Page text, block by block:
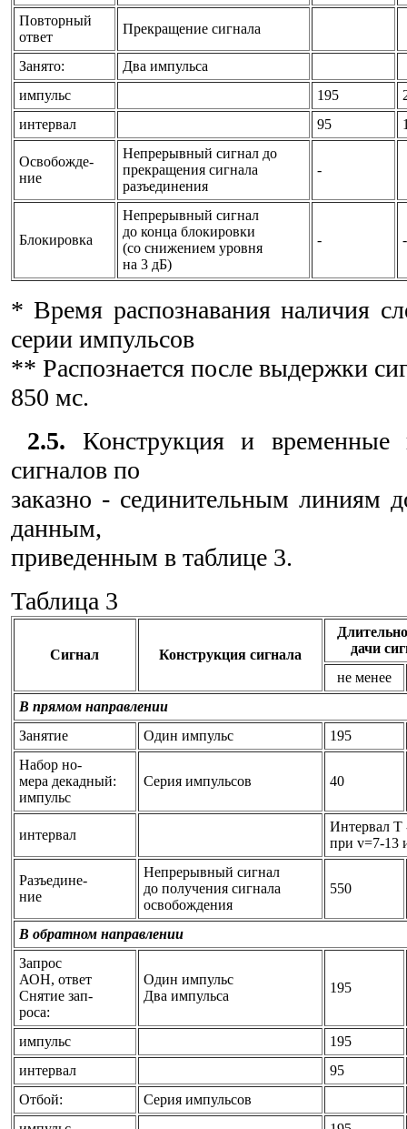
Повторный
ответ
Прекращение сигнала
Занято:
Два импульса
импульс
195
интервал
95
Освобожде-
ние
Непрерывный сигнал до
прекращения сигнала
разъединения
-
Блокировка
Непрерывный сигнал
до конца блокировки
(со снижением уровня
на 3 дБ)
- -
* Время распознавания наличия
серии импульсов
** Распознается после выдержки
850 мс.
2.5. Конструкция и временные
сигналов по
заказно - сединительным линиям
данным,
приведенным в таблице 3.
Таблица 3
Сигнал Конструкция сигнала
дачи
не менее
В прямом направлении
Занятие
Один импульс
195
Набор но-
мера декадный:
импульс
Серия импульсов 40
интервал
Интервал
при v=7-13
Разъедине-
ние
Непрерывный сигнал
до получения сигнала
освобождения
550
В обратном направлении
Запрос
АОН, ответ
Снятие зап-
роса:
Один импульс
Два импульса
195
импульс
195
интервал
95
Отбой:
Серия импульсов